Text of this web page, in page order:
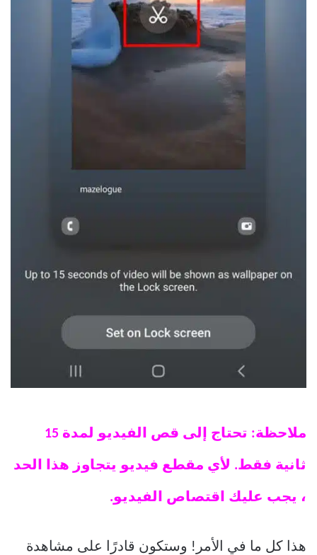
ملاحظة: تحتاج إلى قص الفيديو لمدة 15
ثانية فقط. لأي مقطع فيديو يتجاوز هذا الحد
، يجب عليك اقتصاص الفيديو.
هذا كل ما في الأمر! وستكون قادرًا على مشاهدة